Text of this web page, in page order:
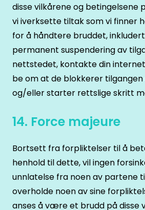
disse vilkårene og betingelsene
vi iverksette tiltak som vi finner
for å håndtere bruddet,
permanent suspendering av
nettstedet, kontakte din
be om at de blokkerer
og/eller starter rettslige skritt
14. Force majeure
Bortsett fra forpliktelser til å
henhold til dette, vil ingen
unnlatelse fra noen av partene
overholde noen av sine
anses å være et brudd på disse